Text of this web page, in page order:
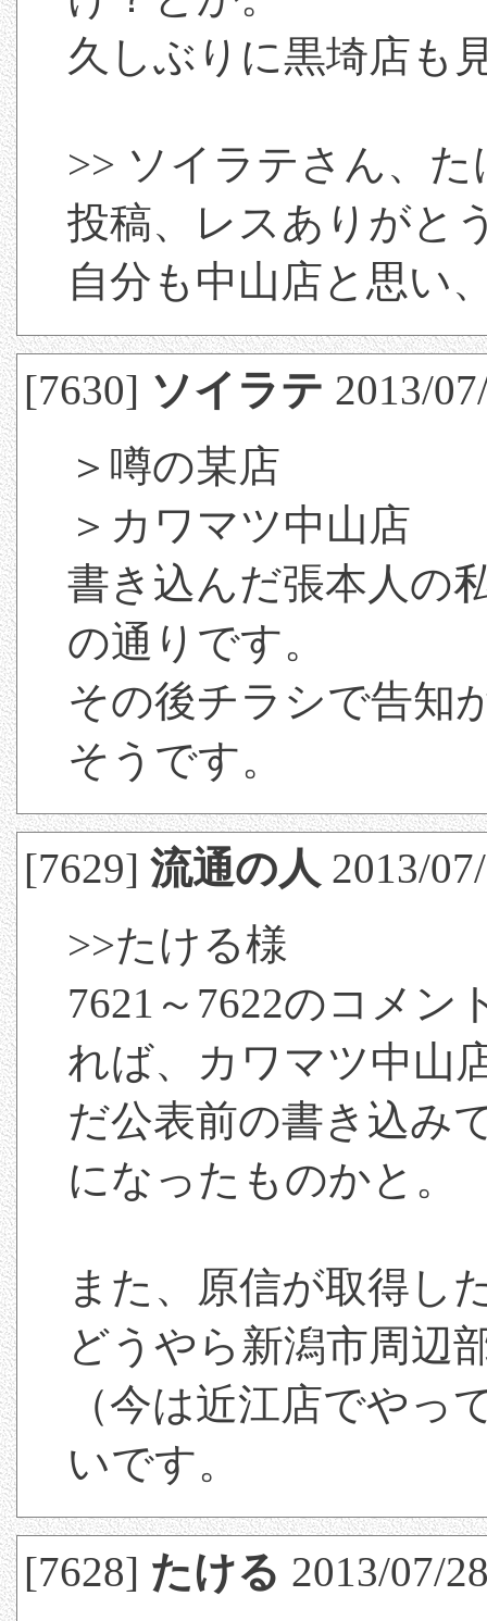
久しぶりに黒埼店も
>> ソイラテさん、
投稿、レスありがと
自分も中山店と思い
[7630] ソイラテ 2013/
＞噂の某店
＞カワマツ中山店
書き込んだ張本人の
の通りです。
その後チラシで告知
そうです。
[7629]流通の人 2013/
>>たける様
7621～7622のコメン
れば、カワマツ中山
だ公表前の書き込み
になったものかと。
また、原信が取得し
どうやら新潟市周辺
（今は近江店でや
いです。
[7628] たける 2013/07/